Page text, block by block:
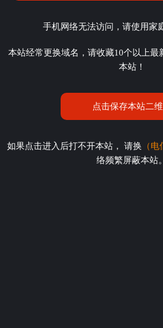
手机网络无法访问，请使用家
本站经常更换域名，请收藏10个以上最
本站！
点击保存本站二
如果点击进入后打不开本站， 请换 （
络频繁屏蔽本站。